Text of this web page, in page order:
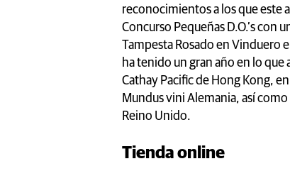
reconocimientos a los que este
Concurso Pequeñas D.O.’s con
Tampesta Rosado en Vinduero
ha tenido un gran año en lo que
Cathay Pacific de Hong Kong,
Mundus vini Alemania, así
Reino Unido.
Tienda online